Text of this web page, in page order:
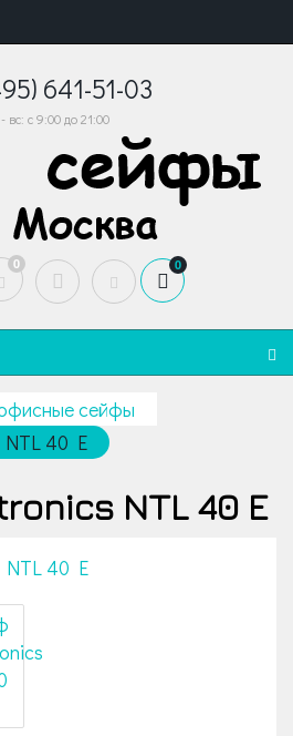
641-51-03
вс: с 9:00 до 21:00
0 0
сейфы
40 E
NTL 40 E